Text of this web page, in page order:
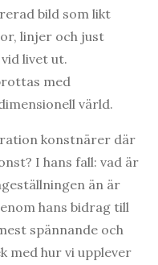
bild som likt
linjer och just
livet ut.
med
värld.
konstnärer där
I hans fall: vad är
än är
hans bidrag till
spännande och
med hur vi upplever